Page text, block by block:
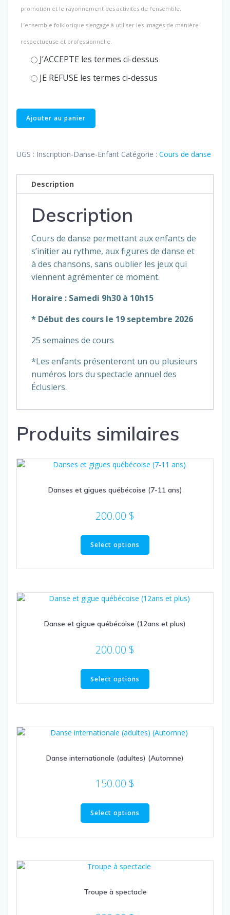
promotion et le rayonnement des activités de l’ensemble.
L’ensemble folklorique s'engage à utiliser les images de manière
respectueuse et professionnelle.
J’ACCEPTE les termes ci-dessus
JE REFUSE les termes ci-dessus
quantité
de
enfantine
6
ans)
Ajouter au panier
UGS : Inscription-Danse-Enfant Catégorie : Cours de danse
Description
Description
Cours de danse permettant aux enfants de
s’initier au rythme, aux figures de danse et
à des chansons, sans oublier les jeux qui
viennent agrémenter ce moment.
Horaire : Samedi 9h30 à 10h15
* Début des cours le 19 septembre 2026
25 semaines de cours
*Les enfants présenteront un ou plusieurs
numéros lors du spectacle annuel des
Éclusiers.
Produits similaires
Danses et gigues québécoise (7-11 ans)
200.00 $
Select options
Danse et gigue québécoise (12ans et plus)
200.00 $
Select options
Danse internationale (adultes) (Automne)
150.00 $
Select options
Troupe à spectacle